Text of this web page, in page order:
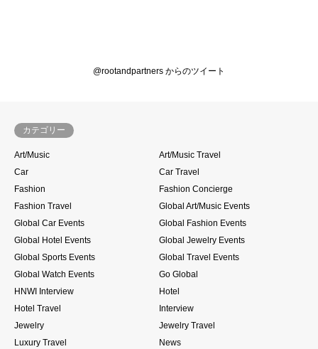
@rootandpartners からのツイート
カテゴリー
Art/Music
Art/Music Travel
Car
Car Travel
Fashion
Fashion Concierge
Fashion Travel
Global Art/Music Events
Global Car Events
Global Fashion Events
Global Hotel Events
Global Jewelry Events
Global Sports Events
Global Travel Events
Global Watch Events
Go Global
HNWI Interview
Hotel
Hotel Travel
Interview
Jewelry
Jewelry Travel
Luxury Travel
News